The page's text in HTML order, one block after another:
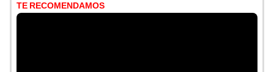
TE RECOMENDAMOS